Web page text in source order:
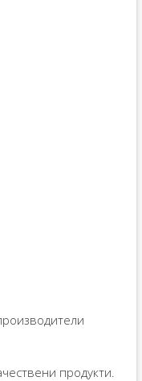
продукти.